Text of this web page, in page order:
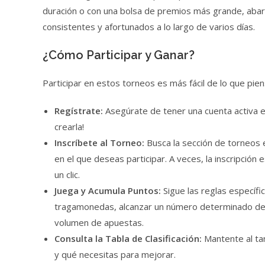
duración o con una bolsa de premios más grande,
consistentes y afortunados a lo largo de varios días.
¿Cómo Participar y Ganar?
Participar en estos torneos es más fácil de lo que
Regístrate: Asegúrate de tener una cuenta activa
crearla!
Inscríbete al Torneo: Busca la sección de
en el que deseas participar. A veces, la
un clic.
Juega y Acumula Puntos: Sigue las reglas
tragamonedas, alcanzar un número determinado
volumen de apuestas.
Consulta la Tabla de Clasificación: Mantente al
y qué necesitas para mejorar.